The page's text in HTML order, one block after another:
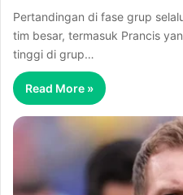
Pertandingan di fase grup
tim besar, termasuk Prancis
tinggi di grup…
Read More »